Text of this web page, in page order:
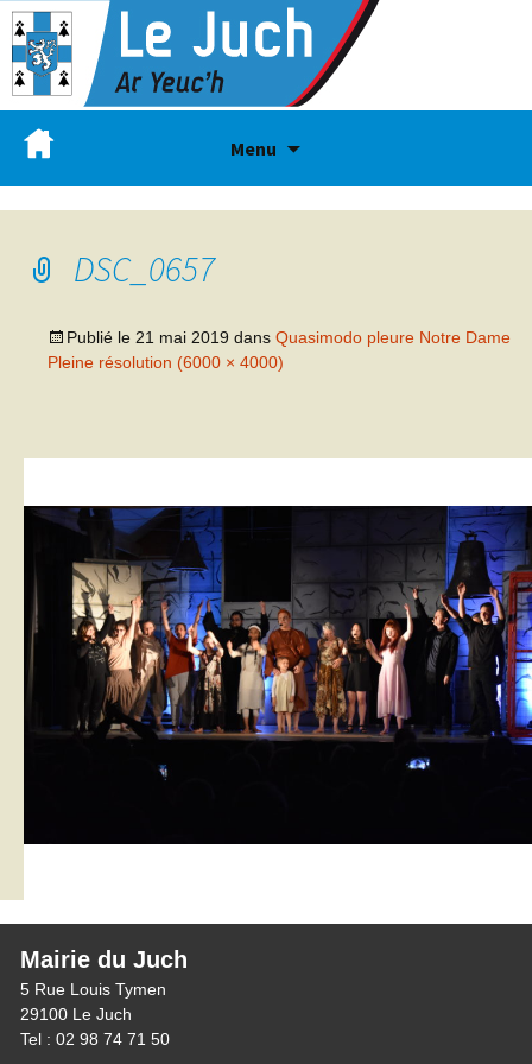
Menu
DSC_0657
Publié le 21 mai 2019 dans Quasimodo pleure Notre Dame
Pleine résolution (6000 × 4000)
Mairie du Juch
5 Rue Louis Tymen
29100 Le Juch
Tel : 02 98 74 71 50